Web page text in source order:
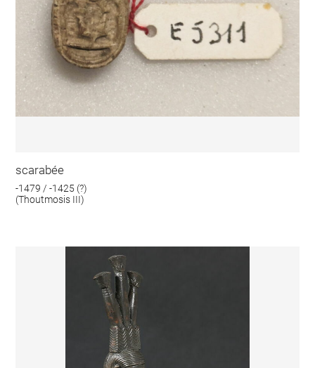
scarabée
-1479 / -1425 (?)
(Thoutmosis III)